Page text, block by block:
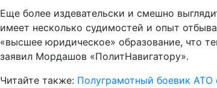
Еще более издевательски и смешно
имеет несколько судимостей и опыт
«высшее юридическое» образование, что
заявил Мордашов «ПолитНавигатору».
Читайте также: Полуграмотный боевик АТО